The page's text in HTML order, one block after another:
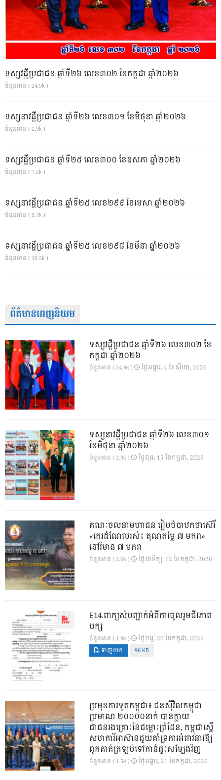
ទស្សវដ្តីប្រជាជន ឆ្នាំទី២៦ លេខ៣០២ ខែកក្កដា ឆ្នាំ២០២៦
ចំនួនអាន ( 24.9k )
ទស្សនាវដ្ដីប្រជាជន ឆ្នាំទី២៦ លេខ៣០១ ខែមិថុនា ឆ្នាំ២០២៦
ចំនួនអាន ( 2.9k )
ទស្សវដ្តីប្រជាជន ឆ្នាំទី២៥ លេខ៣០០ ខែឧសភា ឆ្នាំ២០២៦
ចំនួនអាន ( 7.5k )
ទស្សនាវដ្ដីប្រជាជន ឆ្នាំទី២៥ លេខ២៩៩ ខែមេសា ឆ្នាំ២០២៦
ចំនួនអាន ( 5.7k )
ទស្សនាវដ្ដីប្រជាជន ឆ្នាំទី២៥ លេខ២៩៨ ខែមីនា ឆ្នាំ២០២៦
ចំនួនអាន ( 10.5k )
ព័ត៌មានពេញនិយម
ទស្សវដ្តីប្រជាជន ឆ្នាំទី២៦ លេខ៣០២ ខែ
កក្កដា ឆ្នាំ២០២៦
ចំនួនអាន ( 24.9k ) ថ្ងៃ​អង្គារ, 4 ខែ​សីហា, 2026
ទស្សនាវដ្ដីប្រជាជន ឆ្នាំទី២៦ លេខ៣០១
ខែមិថុនា ឆ្នាំ២០២៦
ចំនួនអាន ( 2.9k ) ថ្ងៃ​ពុធ, 15 ខែ​កក្កដា, 2026
គណៈចលនាមហាជន រៀបចំបាឋកថាស៊េរី
«កេរដំណែលរស់៖ គុណតម្លៃ ៧ មករា»
នៅវិមាន ៧ មករា
ចំនួនអាន ( 2.6k ) ថ្ងៃ​អាទិត្យ, 12 ខែ​កក្កដា, 2026
E14.ពាក្យសុំបញ្ជាក់អំពីការចូលរួមជីវភាព
បក្ស
ចំនួនអាន ( 1.9k ) ថ្ងៃ​ចន្ទ, 20 ខែ​កក្កដា, 2026
ទាញយក 96 KB
ប្រមុខការទូតកម្ពុជា៖ ជនស៊ីវិលកម្ពុជា
ប្រមាណ ២០០០០នាក់ បានក្លាយ
ជាជនរងគ្រោះនៃជម្លោះព្រំដែន, កម្ពុជាស្នើ
សហការីអាស៊ានជួយគាំទ្រការអំពាវនាវឱ្យ
ពួកគាត់ត្រឡប់ទៅកាន់ផ្ទះសម្បែងវិញ
ចំនួនអាន ( 1.5k ) ថ្ងៃ​អង្គារ, 21 ខែ​កក្កដា, 2026